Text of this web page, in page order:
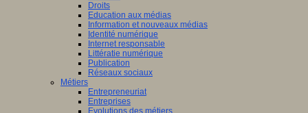
Droits
Education aux médias
Information et nouveaux médias
Identité numérique
Internet responsable
Littératie numérique
Publication
Réseaux sociaux
Métiers
Entrepreneuriat
Entreprises
Evolutions des métiers